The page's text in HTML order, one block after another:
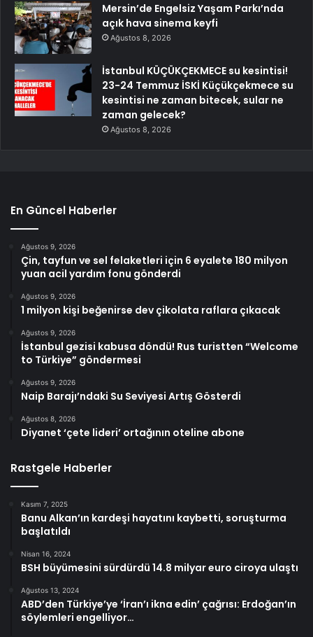
Mersin’de Engelsiz Yaşam Parkı’nda
açık hava sinema keyfi
Ağustos 8, 2026
İstanbul KÜÇÜKÇEKMECE su kesintisi!
23-24 Temmuz İSKİ Küçükçekmece su
kesintisi ne zaman bitecek, sular ne
zaman gelecek?
Ağustos 8, 2026
En Güncel Haberler
Ağustos 9, 2026
Çin, tayfun ve sel felaketleri için 6 eyalete 180 milyon
yuan acil yardım fonu gönderdi
Ağustos 9, 2026
1 milyon kişi beğenirse dev çikolata raflara çıkacak
Ağustos 9, 2026
İstanbul gezisi kabusa döndü! Rus turistten “Welcome
to Türkiye” göndermesi
Ağustos 9, 2026
Naip Barajı’ndaki Su Seviyesi Artış Gösterdi
Ağustos 8, 2026
Diyanet ‘çete lideri’ ortağının oteline abone
Rastgele Haberler
Kasım 7, 2025
Banu Alkan’ın kardeşi hayatını kaybetti, soruşturma
başlatıldı
Nisan 16, 2024
BSH büyümesini sürdürdü 14.8 milyar euro ciroya ulaştı
Ağustos 13, 2024
ABD’den Türkiye’ye ‘İran’ı ikna edin’ çağrısı: Erdoğan’ın
söylemleri engelliyor…